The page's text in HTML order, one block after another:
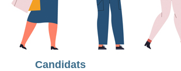
Candidats